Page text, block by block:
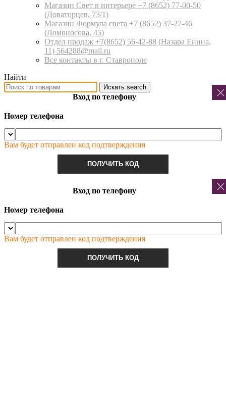
Магазин Свет в интерьере +7 (8652) 77-00-50
(Доваторцев, 73/1)
Магазин Формула света +7 (8652) 37-27-46
(Ломоносова, 45)
Отдел продаж +7(8652) 56-42-88 (Назара Енина,
11) 564288@mail.ru
Все контакты в г. Ставрополе
Найти
Искать search
Вход по телефону
Номер телефона
Вам будет отправлен код подтверждения
ПОЛУЧИТЬ КОД
Вход по телефону
Номер телефона
Вам будет отправлен код подтверждения
ПОЛУЧИТЬ КОД